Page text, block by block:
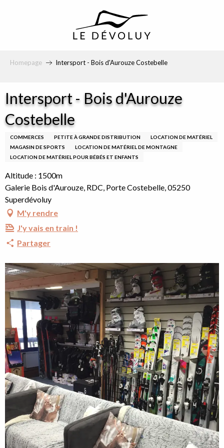
Homepage Intersport - Bois d'Aurouze Costebelle
Intersport - Bois d'Aurouze
Costebelle
COMMERCES PETITE À GRANDE DISTRIBUTION
LOCATION DE MATÉRIEL
MAGASIN DE SPORTS
LOCATION DE MATÉRIEL DE MONTAGNE
LOCATION DE MATÉRIEL POUR BÉBÉS ET ENFANTS
Altitude : 1500m
Galerie Bois d'Aurouze, RDC, Porte Costebelle, 05250
Superdévoluy
M'y rendre
J'y vais en train !
Partager